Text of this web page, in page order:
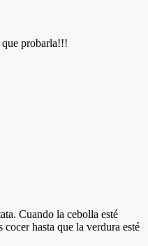
que probarla!!!
Cuando la cebolla esté
hasta que la verdura esté